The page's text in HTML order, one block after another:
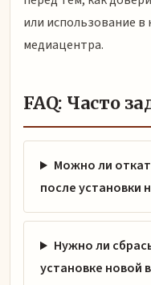
или использование в
медиацентра.
FAQ: Часто
Можно ли
после установки
Нужно ли
установке новой